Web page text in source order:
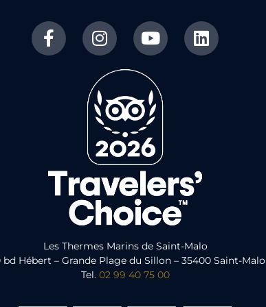
Les Thermes Marins de Saint-Malo
bd Hébert – Grande Plage du Sillon – 35400 Saint-Malo
Tel. 02 99 40 75 00